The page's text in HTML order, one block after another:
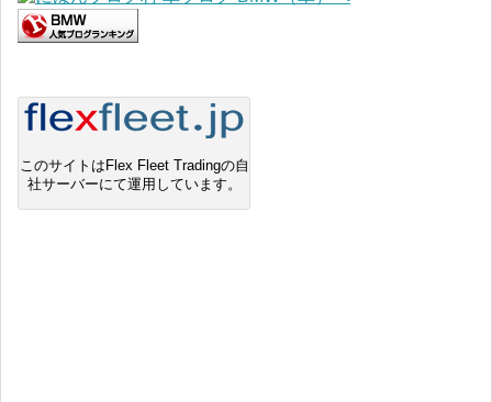
このサイトはFlex Fleet Tradingの自
社サーバーにて運用しています。